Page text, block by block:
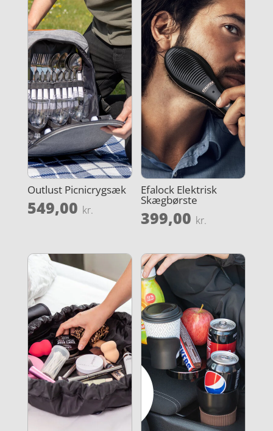
Outlust Picnicrygsæk
549,00 kr.
Efalock Elektrisk
Skægbørste
399,00 kr.